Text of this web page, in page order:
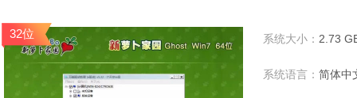
32位 系统大小： 2.73
系统语言： 简体中